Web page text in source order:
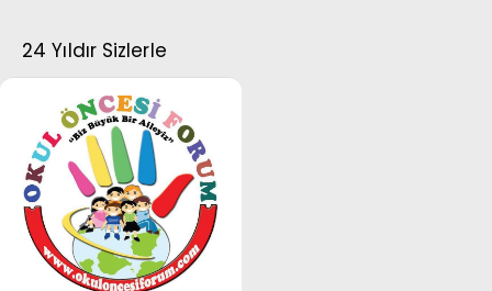
24 Yıldır Sizlerle